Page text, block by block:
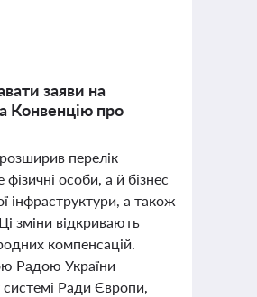
заяви на
Конвенцію про
перелік
особи, а й бізнес
інфраструктури, а також
зміни відкривають
компенсацій.
Радою України
системі Ради Європи,